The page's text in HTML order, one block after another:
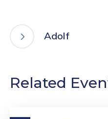
Adolf
Related